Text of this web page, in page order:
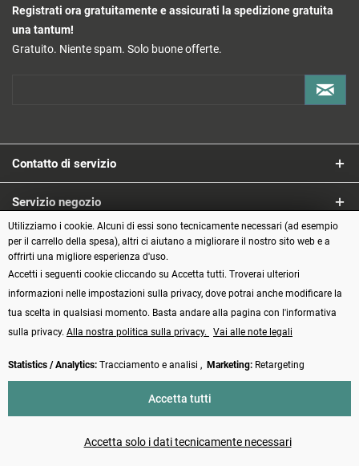
Registrati ora gratuitamente e assicurati la spedizione gratuita
una tantum!
Gratuito. Niente spam. Solo buone offerte.
Contatto di servizio
Servizio negozio
Informazioni
Metodi di pagamento
Vertrag widerrufen
non diversamente indicato
Utilizziamo i cookie. Alcuni di essi sono tecnicamente necessari (ad esempio
per il carrello della spesa), altri ci aiutano a migliorare il nostro sito web e a
offrirti una migliore esperienza d'uso.
Accetti i seguenti cookie cliccando su Accetta tutti. Troverai ulteriori
informazioni nelle impostazioni sulla privacy, dove potrai anche modificare la
tua scelta in qualsiasi momento. Basta andare alla pagina con l'informativa
sulla privacy. Alla nostra politica sulla privacy. Vai alle note legali
Statistics / Analytics: Tracciamento e analisi , Marketing: Retargeting
Accetta solo i dati tecnicamente necessari
Accetta tutti